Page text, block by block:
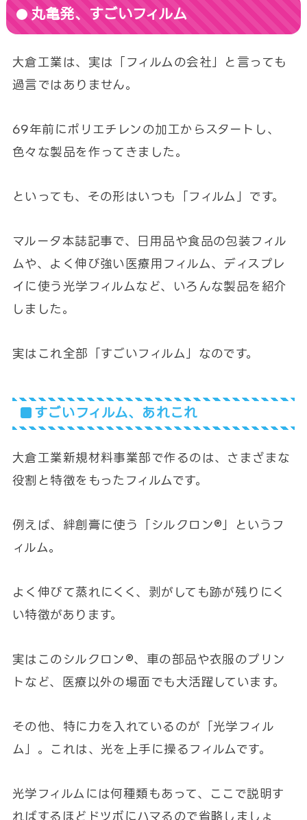
丸亀発、すごいフィルム
大倉工業は、実は「フィルムの会社」と言っても
過言ではありません。
69年前にポリエチレンの加工からスタートし、
色々な製品を作ってきました。
といっても、その形はいつも「フィルム」です。
マルータ本誌記事で、日用品や食品の包装フィル
ムや、よく伸び強い医療用フィルム、ディスプレ
イに使う光学フィルムなど、いろんな製品を紹介
しました。
実はこれ全部「すごいフィルム」なのです。
すごいフィルム、あれこれ
大倉工業新規材料事業部で作るのは、さまざまな
役割と特徴をもったフィルムです。
例えば、絆創膏に使う「シルクロン®」というフ
ィルム。
よく伸びて蒸れにくく、剥がしても跡が残りにく
い特徴があります。
実はこのシルクロン®、車の部品や衣服のプリン
トなど、医療以外の場面でも大活躍しています。
その他、特に力を入れているのが「光学フィル
ム」。これは、光を上手に操るフィルムです。
光学フィルムには何種類もあって、ここで説明す
ればするほどドツボにハマるので省略しましょ